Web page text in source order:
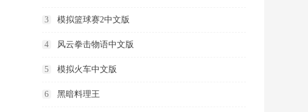
3 模拟篮球赛2中文版
4 风云拳击物语中文版
5 模拟火车中文版
6 黑暗料理王